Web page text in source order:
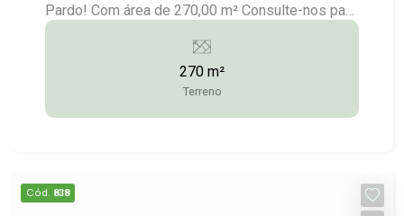
Pardo! Com área de 270,00 m² Consulte-nos para
maiores informações: (14) 3372-2528 / (14)
270 m²
Terreno
Cód. 838